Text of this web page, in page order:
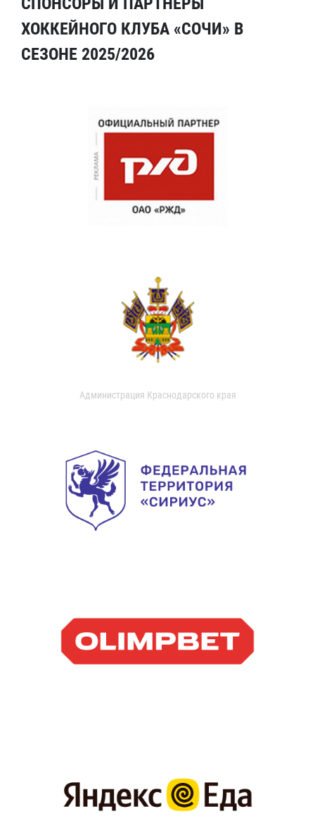
ХОККЕЙНОГО КЛУБА «СОЧИ» В
СЕЗОНЕ 2025/2026
Администрация Краснодарского края